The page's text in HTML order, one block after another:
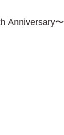
Anniversary〜